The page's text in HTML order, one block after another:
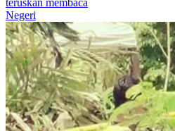
Negeri